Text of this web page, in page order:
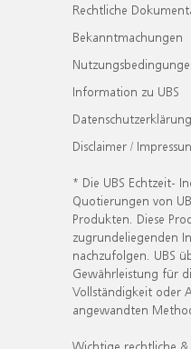
Rechtliche
Bekanntmachungen
Information zu UBS
Datenschutzerklärung
Disclaimer /
* Die UBS Echtzeit-
Quotierungen von
Produkten. Diese
zugrundeliegenden
nachzufolgen. UBS
Gewährleistung für
Vollständigkeit oder
angewandten